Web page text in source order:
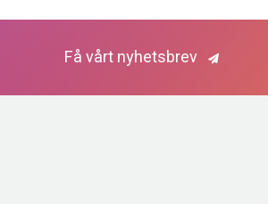
Få vårt nyhetsbrev